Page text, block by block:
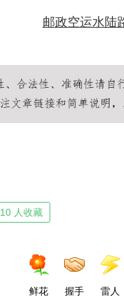
邮政空运水陆
10 人收藏
鲜花 握手 雷人